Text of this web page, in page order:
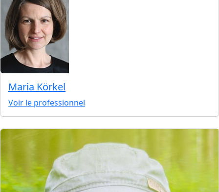
Maria Körkel
Voir le professionnel